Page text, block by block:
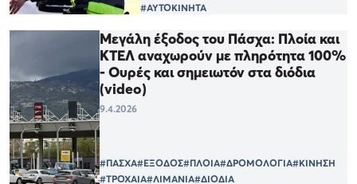
#ΑΥΤΟΚΙΝΗΤΑ
Μεγάλη έξοδος του Πάσχα: Πλοία και
ΚΤΕΛ αναχωρούν με πληρότητα 100%
- Ουρές και σημειωτόν στα διόδια
(video)
9.4.2026
#ΠΑΣΧΑ#ΕΞΟΔΟΣ#ΠΛΟΙΑ#ΔΡΟΜΟΛΟΓΙΑ#ΚΙΝΗΣΗ
#ΤΡΟΧΑΙΑ#ΛΙΜΑΝΙΑ#ΔΙΟΔΙΑ